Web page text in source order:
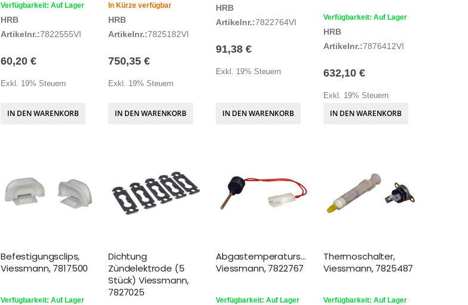
Verfügbarkeit: Auf Lager
HRB
Artikelnr.:7822555VI
60,20 €
Exkl. 19% Steuern
IN DEN WARENKORB
In Kürze verfügbar
HRB
Artikelnr.:7825182VI
750,35 €
Exkl. 19% Steuern
IN DEN WARENKORB
HRB
Artikelnr.:7822764VI
91,38 €
Exkl. 19% Steuern
IN DEN WARENKORB
Verfügbarkeit: Auf Lager
HRB
Artikelnr.:7876412VI
632,10 €
Exkl. 19% Steuern
IN DEN WARENKORB
Befestigungsclips,
Viessmann, 7817500
Verfügbarkeit: Auf Lager
Dichtung
Zündelektrode (5
Stück) Viessmann,
7827025
Abgastemperatursensor,
Viessmann, 7822767
Verfügbarkeit: Auf Lager
Thermoschalter,
Viessmann, 7825487
Verfügbarkeit: Auf Lager